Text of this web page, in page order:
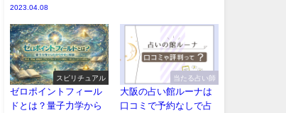
2023.04.08
スピリチュアル
ゼロポイントフィール
ドとは？量子力学から
当たる占い師
大阪の占い館ルーナは
口コミで予約なしで占